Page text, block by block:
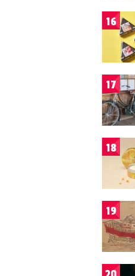
16
17
18
19